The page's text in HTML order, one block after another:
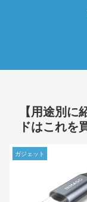
【用途別
ドはこれを
ガジェット